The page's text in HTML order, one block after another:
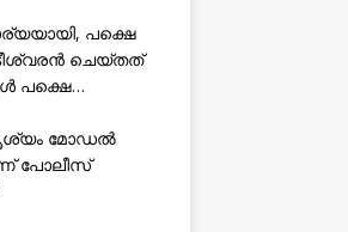
പക്ഷെ
ചെയ്തത്
പക്ഷെ…
ദൃശ്യം മോഡല്‍
പോലീസ്